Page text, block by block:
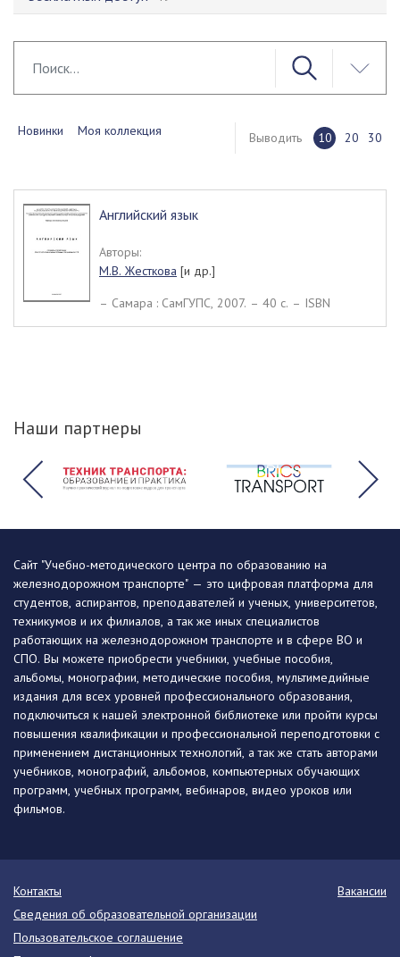
Новинки Моя коллекция Выводить 10 20 30
Английский язык
Авторы:
М.В. Жесткова [и др.]
– Самара : СамГУПС, 2007. – 40 c. – ISBN
Наши партнеры
Сайт "Учебно-методического центра по образованию на
железнодорожном транспорте" — это цифровая платформа для
студентов, аспирантов, преподавателей и ученых, университетов,
техникумов и их филиалов, а так же иных специалистов
работающих на железнодорожном транспорте и в сфере ВО и
СПО. Вы можете приобрести учебники, учебные пособия,
альбомы, монографии, методические пособия, мультимедийные
издания для всех уровней профессионального образования,
подключиться к нашей электронной библиотеке или пройти курсы
повышения квалификации и профессиональной переподготовки с
применением дистанционных технологий, а так же стать авторами
учебников, монографий, альбомов, компьютерных обучающих
программ, учебных программ, вебинаров, видео уроков или
фильмов.
Контакты
Вакансии
Сведения об образовательной организации
Пользовательское соглашение